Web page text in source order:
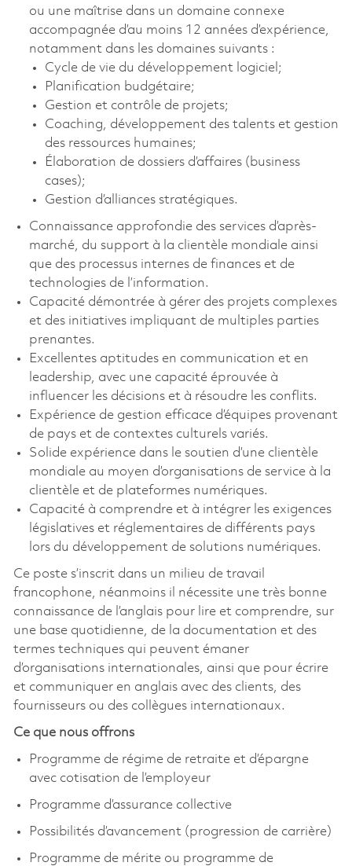
ou une maîtrise dans un domaine connexe
accompagnée d’au moins 12 années d’expérience,
notamment dans les domaines suivants :
Cycle de vie du développement logiciel;
Planification budgétaire;
Gestion et contrôle de projets;
Coaching, développement des talents et gestion
des ressources humaines;
Élaboration de dossiers d’affaires (business
cases);
Gestion d’alliances stratégiques.
Connaissance approfondie des services d’après-
marché, du support à la clientèle mondiale ainsi
que des processus internes de finances et de
technologies de l’information.
Capacité démontrée à gérer des projets complexes
et des initiatives impliquant de multiples parties
prenantes.
Excellentes aptitudes en communication et en
leadership, avec une capacité éprouvée à
influencer les décisions et à résoudre les conflits.
Expérience de gestion efficace d’équipes provenant
de pays et de contextes culturels variés.
Solide expérience dans le soutien d’une clientèle
mondiale au moyen d’organisations de service à la
clientèle et de plateformes numériques.
Capacité à comprendre et à intégrer les exigences
législatives et réglementaires de différents pays
lors du développement de solutions numériques.
Ce poste s’inscrit dans un milieu de travail
francophone, néanmoins il nécessite une très bonne
connaissance de l’anglais pour lire et comprendre, sur
une base quotidienne, de la documentation et des
termes techniques qui peuvent émaner
d’organisations internationales, ainsi que pour écrire
et communiquer en anglais avec des clients, des
fournisseurs ou des collègues internationaux.
Ce que nous offrons
Programme de régime de retraite et d’épargne
avec cotisation de l’employeur
Programme d’assurance collective
Possibilités d’avancement (progression de carrière)
Programme de mérite ou programme de